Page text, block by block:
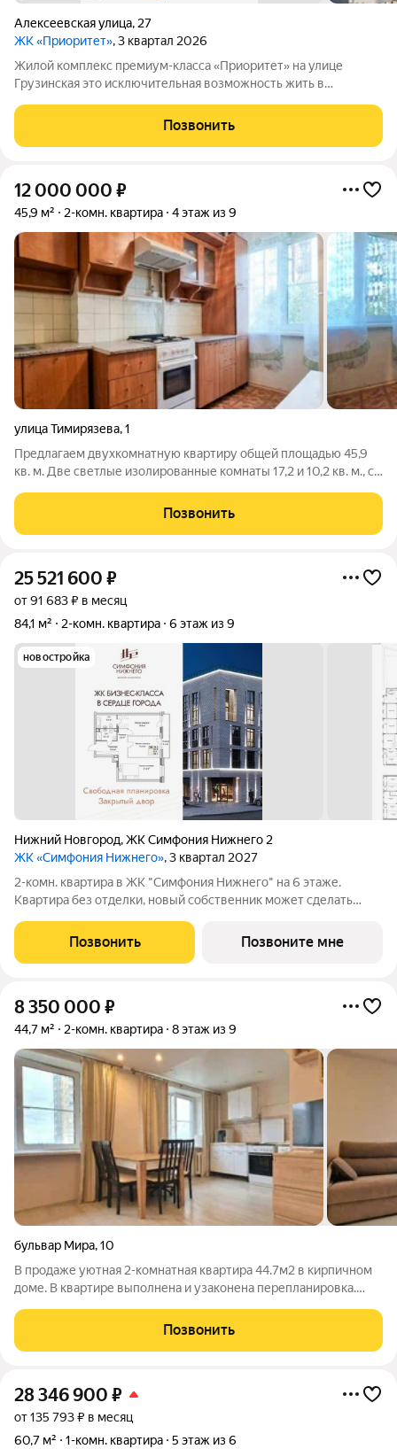
Алексеевская улица, 27
ЖК «Приоритет», 3 квартал 2026
Жилой комплекс премиум-класса «Приоритет» на улице
Грузинская это исключительная возможность жить в
выходят непосредственно в сквер имени Свердлова и к театру
«Комедiя». Жилой комплекс расположен
Позвонить
12 000 000 ₽
45,9 м² 2-комн. квартира 4 этаж из 9
улица Тимирязева,1
Предлагаем двухкомнатную квартиру общей площадью 45,9
кв. м. Две светлые изолированные комнаты 17,2 и 10,2 кв. м., с
к центру и тихий, спокойный район. В шаговой доступности
детские сады №
Позвонить
25 521 600 ₽
от 91 683 ₽ в месяц
84,1 м²
2-комн. квартира 6 этаж из 9
новостройка
Нижний Новгород,ЖК Симфония Нижнего 2
ЖК «Симфония Нижнего», 3 квартал 2027
2-комн. квартира в ЖК "Симфония Нижнего" на 6 этаже.
Квартира без отделки, новый собственник может сделать
жилая: 34.3 кв.м., площадь просторной кухни-столовой: 21.2
кв.м. Комнаты
Позвонить Позвоните мне
8 350 000 ₽
44,7 м² 2-комн. квартира 8 этаж из 9
бульвар Мира,10
В продаже уютная 2-комнатная квартира 44.7м2 в кирпичном
доме. В квартире выполнена и узаконена перепланировка.
на застекленную лоджию. Просторная кухня гостиная 23.8 м2
на два окна, при
Позвонить
28 346 900 ₽
от 135 793 ₽ в месяц
60,7 м²
1-комн. квартира 5 этаж из 6